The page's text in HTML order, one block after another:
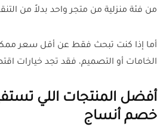
من فئة منزلية من متجر واحد بدلاً من
أما إذا كنت تبحث فقط عن أقل سعر
الخامات أو التصميم، فقد تجد خيارات
أفضل المنتجات اللي
خصم أنساج